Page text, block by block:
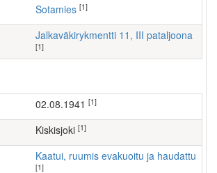
Sotamies [1]
Jalkaväkirykmentti 11, III pataljoona
[1]
02.08.1941 [1]
Kiskisjoki [1]
Kaatui, ruumis evakuoitu ja haudattu
[1]